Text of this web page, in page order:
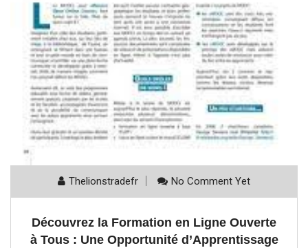
Thelionstradefr No Comment Yet
Découvrez la Formation en Ligne Ouverte
à Tous : Une Opportunité d’Apprentissage